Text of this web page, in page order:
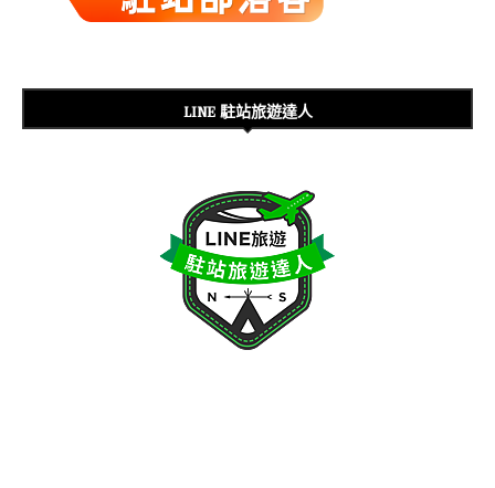
LINE 駐站旅遊達人